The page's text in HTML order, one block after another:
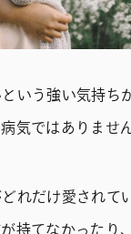
いう強い気持ち
気ではありません
れだけ愛されて
持てなかったり